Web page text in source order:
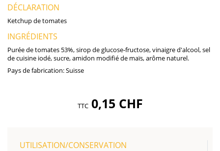
DÉCLARATION
Ketchup de tomates
INGRÉDIENTS
Purée de tomates 53%, sirop de glucose-fructose, vinaigre d'alcool, sel
de cuisine iodé, sucre, amidon modifié de maïs, arôme naturel.
Pays de fabrication:Suisse
TTC 0,15 CHF
UTILISATION/CONSERVATION